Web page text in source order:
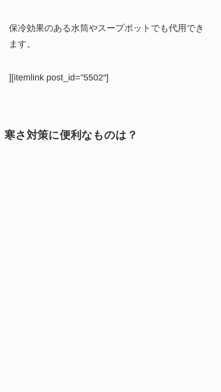
保冷効果のある水筒やスープポットでも代用でき
ます。
][itemlink post_id=”5502″]
寒さ対策に便利なものは？